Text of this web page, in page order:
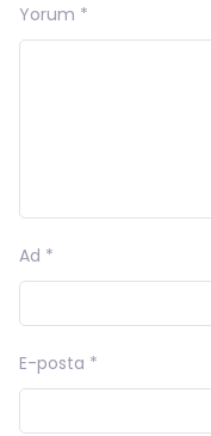
Yorum *
Ad *
E-posta *